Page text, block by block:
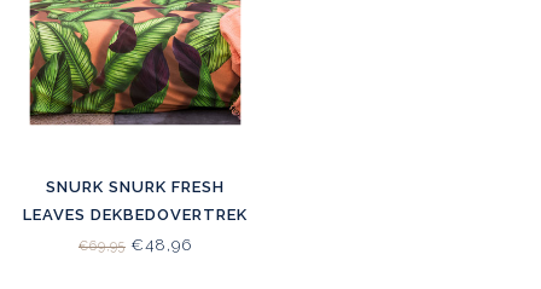
SNURK SNURK FRESH
LEAVES DEKBEDOVERTREK
€69,95 €48,96